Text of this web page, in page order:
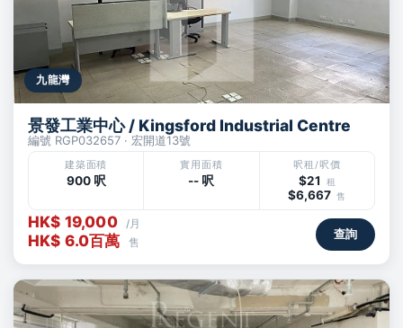
九龍灣
景發工業中心 / Kingsford Industrial Centre
編號 RGP032657 · 宏開道13號
建築面積
900 呎
實用面積
-- 呎
呎租/呎價
$21 租
$6,667 售
HK$ 19,000 /月
HK$ 6.0百萬 售
查詢